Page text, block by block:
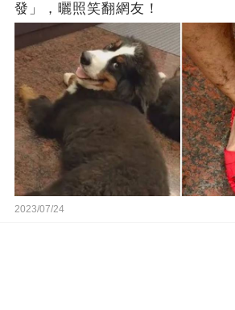
發」，曬照笑翻網友！
2023/07/24